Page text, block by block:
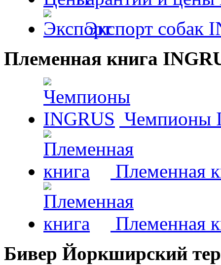
Экспорт собак
Племенная книга
Чемпионы
Племенная
Племенная
Бивер Йоркширский